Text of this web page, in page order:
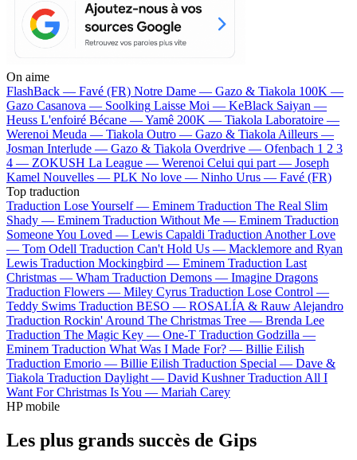
On aime
FlashBack — Favé (FR) Notre Dame — Gazo & Tiakola 100K —
Gazo Casanova — Soolking Laisse Moi — KeBlack Saiyan —
Heuss L'enfoiré Bécane —Yamê 200K — Tiakola Laboratoire —
Werenoi Meuda — Tiakola Outro — Gazo & TiakolaAilleurs —
Josman Interlude — Gazo & Tiakola Overdrive — Ofenbach 1 2 3
4 — ZOKUSH La League — Werenoi Celui qui part — Joseph
Kamel Nouvelles — PLK No love — Ninho Urus — Favé (FR)
Top traduction
Traduction Lose Yourself — Eminem Traduction The Real Slim
Shady — Eminem Traduction Without Me — Eminem Traduction
Someone You Loved — Lewis Capaldi Traduction Another Love
— Tom Odell Traduction Can't Hold Us — Macklemore and Ryan
Lewis Traduction Mockingbird — Eminem Traduction Last
Christmas — Wham Traduction Demons — Imagine Dragons
Traduction Flowers — Miley Cyrus Traduction Lose Control —
Teddy Swims Traduction BESO — ROSALÍA & Rauw Alejandro
Traduction Rockin' Around The Christmas Tree — Brenda Lee
Traduction The Magic Key — One-T Traduction Godzilla —
Eminem Traduction What Was I Made For? — Billie Eilish
Traduction Emorio — Billie Eilish Traduction Special — Dave &
Tiakola Traduction Daylight — David Kushner Traduction All I
Want For Christmas Is You — Mariah Carey
HP mobile
Les plus grands succès de Gips